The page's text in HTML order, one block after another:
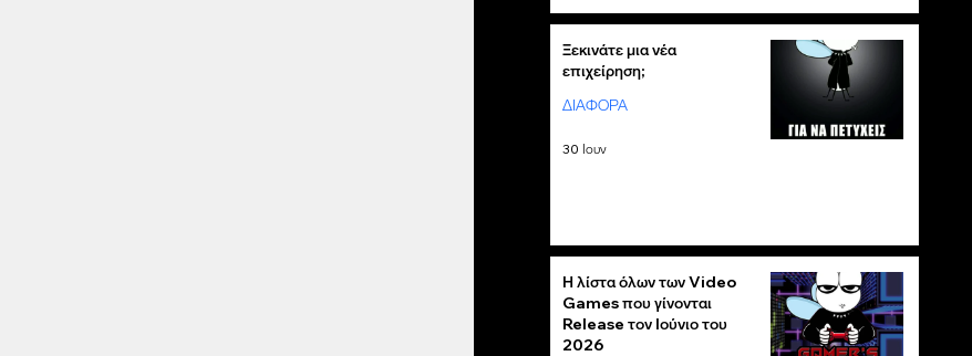
Ξεκινάτε μια νέα
επιχείρηση;
ΔΙΑΦΟΡΑ
30 Ιουν
Η λίστα όλων των Video
Games που γίνονται
Release τον Ιούνιο του
2026